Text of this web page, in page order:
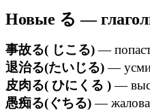
Новые る —
事故る( じこる)—
退治る(たいじる)—
皮肉る( ひにくる )—
愚痴る(ぐちる)—